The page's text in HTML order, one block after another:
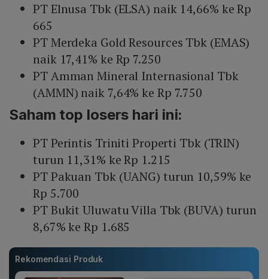
PT Elnusa Tbk (ELSA) naik 14,66% ke Rp
665
PT Merdeka Gold Resources Tbk (EMAS)
naik 17,41% ke Rp 7.250
PT Amman Mineral Internasional Tbk
(AMMN) naik 7,64% ke Rp 7.750
Saham top losers hari ini:
PT Perintis Triniti Properti Tbk (TRIN)
turun 11,31% ke Rp 1.215
PT Pakuan Tbk (UANG) turun 10,59% ke
Rp 5.700
PT Bukit Uluwatu Villa Tbk (BUVA) turun
8,67% ke Rp 1.685
Rekomendasi Produk